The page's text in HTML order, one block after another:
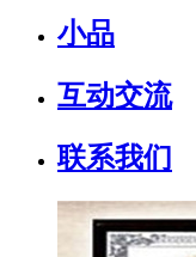
小品
互动交流
联系我们